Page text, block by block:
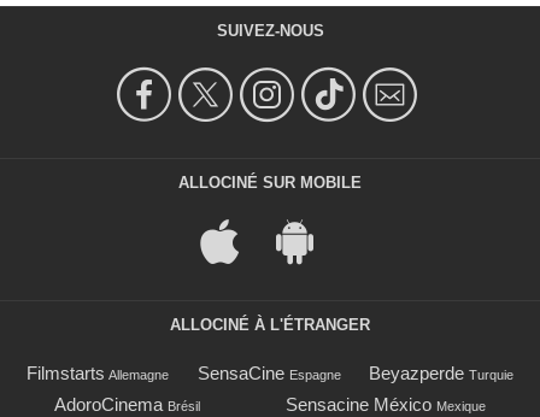
SUIVEZ-NOUS
ALLOCINÉ SUR MOBILE
ALLOCINÉ À L'ÉTRANGER
Filmstarts Allemagne SensaCine Espagne Beyazperde Turquie
AdoroCinema Brésil Sensacine México Mexique